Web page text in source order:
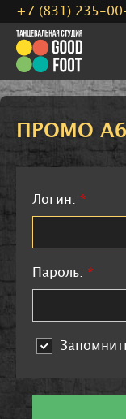
ПРОМО
Логин: *
Пароль: *
+7 (831) 235-